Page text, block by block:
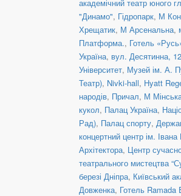
академічний театр юного
"Динамо", Гідропарк, М
Хрещатик, М Арсенальна,
Платформа., Готель
Україна, вул. Десятинна, 12
Університет, Музей ім. А.
Театр), Nivki-hall, Hyatt
народів, Причал, М
кукол, Палац Україна,
Рад), Палац спорту,
концертний центр ім. Івана
Архітектора, Центр
театрального мистецтва
березі Дніпра, Київський
Довженка, Готель Ramada